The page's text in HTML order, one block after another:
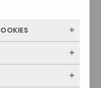
en vrijdag
dat de website
Meestal
hoe vaak onze